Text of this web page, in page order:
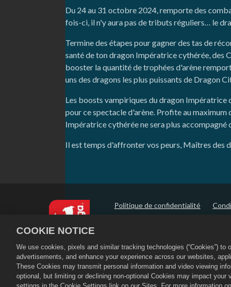
Du 24 au 31 octobre 2024, remporte des
fois-ci, il n'y aura pas de tributs réguliers… le
Termine des étapes pour gagner des tas de
santé de ton dragon Impératrice cythérée, des
booster la quantité de trophées d'arène
uns des dragons les plus puissants de Dragon
Les boosts vampiriques du dragon Impératrice
pour ce spectacle d'arène. Profite au
Impératrice cythérée ne sera plus
Il est temps d'affronter vos peurs, Maîtres des
Politique de confidentialité
Social Point S.L. Dragon City et
réservés. La boutique Dragon City
La disponibilité et le prix des offres
COOKIE NOTICE
We use cookies, pixels and similar tracking technologies (“Cookies”) to
advertisements, and enhance your experience across our websites,
These Cookies may transmit personal information and video viewing
optional, but limiting or declining non-optional Cookies may impact your